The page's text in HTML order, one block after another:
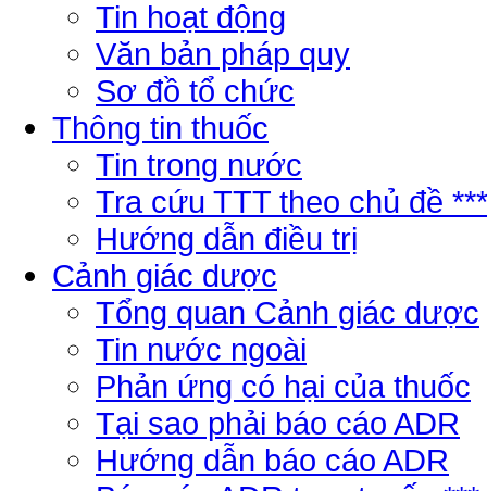
Tin hoạt động
Văn bản pháp quy
Sơ đồ tổ chức
Thông tin thuốc
Tin trong nước
Tra cứu TTT theo chủ đề ***
Hướng dẫn điều trị
Cảnh giác dược
Tổng quan Cảnh giác dược
Tin nước ngoài
Phản ứng có hại của thuốc
Tại sao phải báo cáo ADR
Hướng dẫn báo cáo ADR